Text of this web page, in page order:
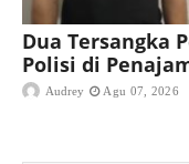
Dua Tersangka
Polisi di
Audrey Agu 07, 2026